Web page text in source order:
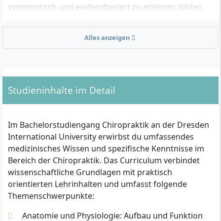
systematisch und evidenzbasiert zu erlernen, bilden
Für die Aufnahme in den Bachelorstudiengang
Chiropraktik benötigst du eine allgemeine oder
Fachhochschulreife) oder einen gleichwertigen
internationalen Abschluss. Alternativ ist eine
bestandene fachspezifische Zugangsprüfung an der
DIU möglich. Da die eigenständige Berufsausübung
als Chiropraktikerin oder Chiropraktiker in
Deutschland reglementiert ist, solltest du zum
Abschluss des Studiums die Heilpraktikerzulassung
erworben haben oder über eine Approbation als
Ärztin oder Arzt verfügen. Die Lehrveranstaltungen
Alles anzeigen
Studieninhalte im Detail
Im Bachelorstudiengang Chiropraktik an der Dresden
International University erwirbst du umfassendes
medizinisches Wissen und spezifische Kenntnisse im
Bereich der Chiropraktik. Das Curriculum verbindet
wissenschaftliche Grundlagen mit praktisch
orientierten Lehrinhalten und umfasst folgende
Themenschwerpunkte:
Anatomie und Physiologie: Aufbau und Funktion